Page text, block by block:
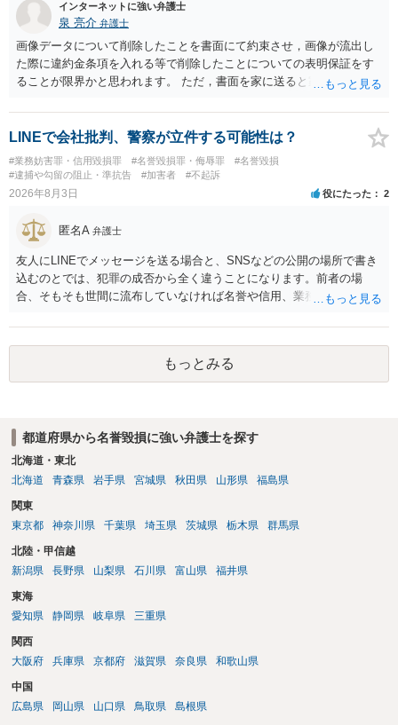
インターネットに強い弁護士
泉 亮介 弁護士
画像データについて削除したことを書面にて約束させ，画像が流出し
た際に違約金条項を入れる等で削除したことについての表明保証をす
ることが限界かと思われます。 ただ，書面を家に送ると家族に不貞行
除等を求めることは避けたほうが良いかと思われます。
LINEで会社批判、警察が立件する可能性は？
#業務妨害罪・信用毀損罪 #名誉毀損罪・侮辱罪
#名誉毀損
#逮捕や勾留の阻止・準抗告
#加害者 #不起訴
2026年8月3日 役にたった 2
匿名A 弁護士
友人にLINEでメッセージを送る場合と、SNSなどの公開の場所で書き
込むのとでは、犯罪の成否から全く違うことになります。前者の場
合、そもそも世間に流布していなければ名誉や信用、業務にかかる犯
もっとみる
都道府県から名誉毀損に強い弁護士を探す
北海道・東北
北海道
青森県 岩手県 宮城県 秋田県 山形県 福島県
関東
東京都
神奈川県 千葉県 埼玉県 茨城県 栃木県 群馬県
北陸・甲信越
新潟県
長野県 山梨県 石川県 富山県 福井県
東海
愛知県
静岡県 岐阜県 三重県
関西
大阪府
兵庫県 京都府 滋賀県 奈良県 和歌山県
中国
広島県
岡山県 山口県 鳥取県 島根県